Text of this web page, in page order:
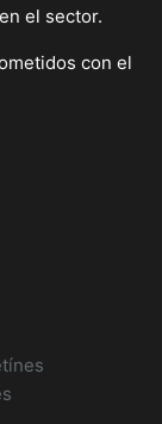
el sector.
con el